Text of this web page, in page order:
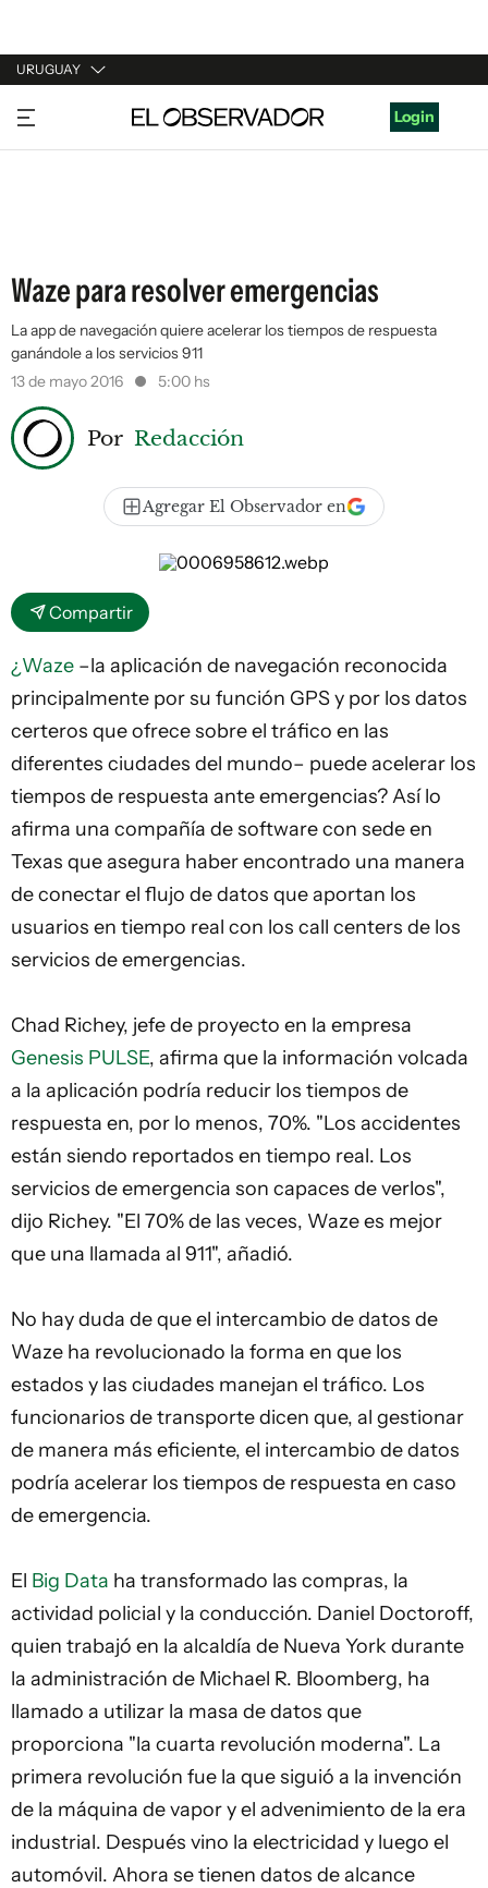
URUGUAY
URUGUAY
ARGENTINA
Login
Waze para resolver emergencias
La app de navegación quiere acelerar los tiempos de respuesta
ganándole a los servicios 911
13 de mayo 2016
5:00 hs
Por Redacción
Agregar El Observador en
Compartir
¿Waze –la aplicación de navegación reconocida
principalmente por su función GPS y por los datos
certeros que ofrece sobre el tráfico en las
diferentes ciudades del mundo– puede acelerar los
tiempos de respuesta ante emergencias? Así lo
afirma una compañía de software con sede en
Texas que asegura haber encontrado una manera
de conectar el flujo de datos que aportan los
usuarios en tiempo real con los call centers de los
servicios de emergencias.
Chad Richey, jefe de proyecto en la empresa
Genesis PULSE, afirma que la información volcada
a la aplicación podría reducir los tiempos de
respuesta en, por lo menos, 70%. "Los accidentes
están siendo reportados en tiempo real. Los
servicios de emergencia son capaces de verlos",
dijo Richey. "El 70% de las veces, Waze es mejor
que una llamada al 911", añadió.
No hay duda de que el intercambio de datos de
Waze ha revolucionado la forma en que los
estados y las ciudades manejan el tráfico. Los
funcionarios de transporte dicen que, al gestionar
de manera más eficiente, el intercambio de datos
podría acelerar los tiempos de respuesta en caso
de emergencia.
El Big Data ha transformado las compras, la
actividad policial y la conducción. Daniel Doctoroff,
quien trabajó en la alcaldía de Nueva York durante
la administración de Michael R. Bloomberg, ha
llamado a utilizar la masa de datos que
proporciona "la cuarta revolución moderna". La
primera revolución fue la que siguió a la invención
de la máquina de vapor y el advenimiento de la era
industrial. Después vino la electricidad y luego el
automóvil. Ahora se tienen datos de alcance